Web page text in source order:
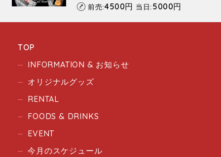
前売:4500円 当日:5000円
TOP
INFORMATION & お知らせ
オリジナルグッズ
RENTAL
FOODS & DRINKS
EVENT
今月のスケジュール